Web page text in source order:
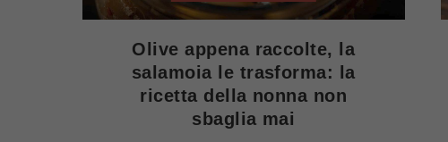
Olive appena raccolte, la
salamoia le trasforma: la
ricetta della nonna non
sbaglia mai